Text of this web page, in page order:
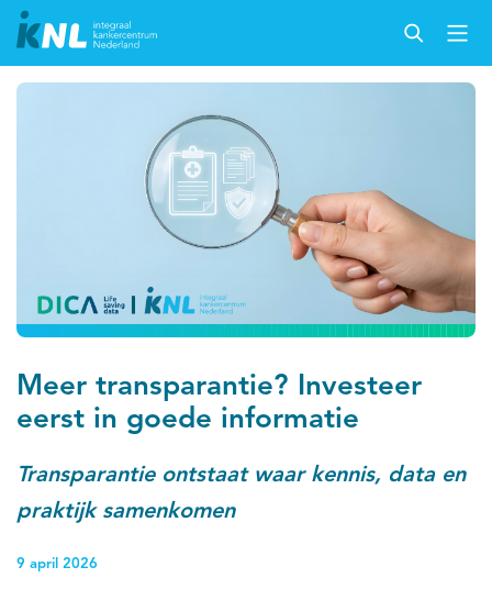
Meer transparantie? Investeer
eerst in goede informatie
Transparantie ontstaat waar kennis, data en
praktijk samenkomen
9 april 2026